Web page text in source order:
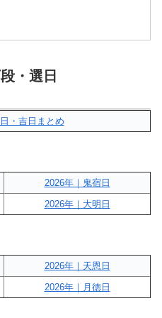
・選日
・吉日まとめ
2026年｜鬼宿日
2026年｜大明日
2026年｜天恩日
2026年｜月徳日